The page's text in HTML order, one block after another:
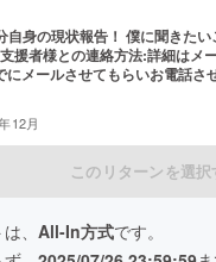
自身の現状報告！ 僕に聞きたい
援者様との連絡方法:詳細はメ
メールさせてもらいお電話さ
12月
このリターンを選択
、 All-In方式です。